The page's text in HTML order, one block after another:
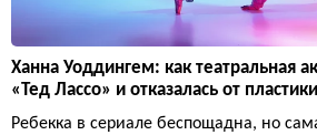
Ханна Уоддингем: как театральная
«Тед Лассо» и отказалась от пластики
Ребекка в сериале беспощадна, но